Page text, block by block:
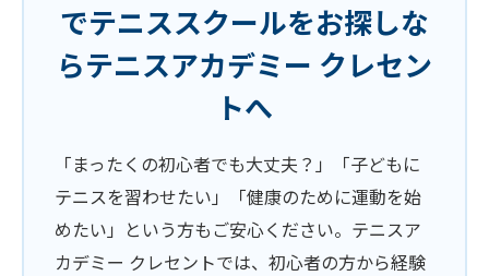
でテニススクールをお探しな
らテニスアカデミー クレセン
トへ
「まったくの初心者でも大丈夫？」「子どもに
テニスを習わせたい」「健康のために運動を始
めたい」という方もご安心ください。テニスア
カデミー クレセントでは、初心者の方から経験